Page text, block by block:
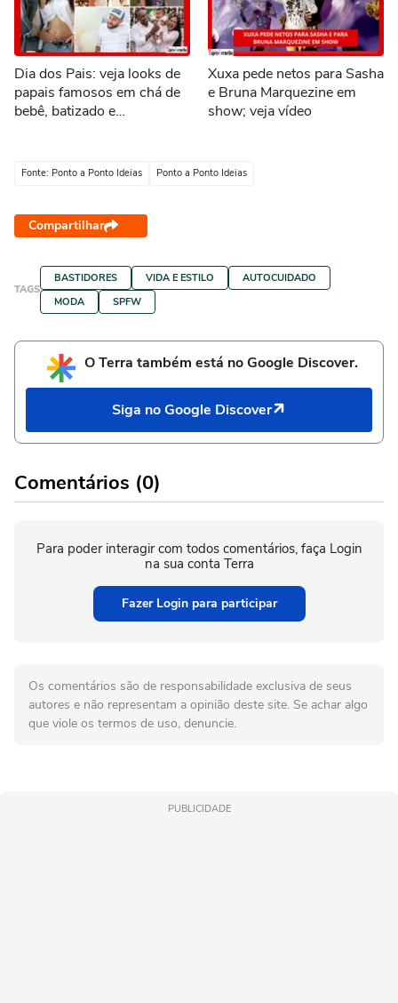
Dia dos Pais: veja looks de
papais famosos em chá de
bebê, batizado e
Xuxa pede netos para Sasha
e Bruna Marquezine em
show; veja vídeo
Fonte: Ponto a Ponto Ideias Ponto a Ponto Ideias
Compartilhar
TAGS
BASTIDORES VIDA E ESTILO
AUTOCUIDADO
MODA
SPFW
O Terra também está no Google Discover.
Siga no Google Discover
Comentários (0)
Para poder interagir com todos comentários, faça Login
na sua conta Terra
Fazer Login para participar
Os comentários são de responsabilidade exclusiva de seus
autores e não representam a opinião deste site. Se achar algo
que viole os termos de uso, denuncie.
PUBLICIDADE